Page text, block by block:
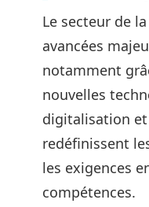
Le secteur de
avancées
notamment
nouvelles
digitalisation
redéfinissent
les exigences
compétences.